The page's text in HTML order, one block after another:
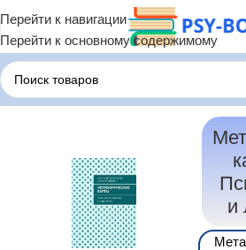
Перейти к навигации
Перейти к основному содержимому
Главная Терапия по Состояниям
и